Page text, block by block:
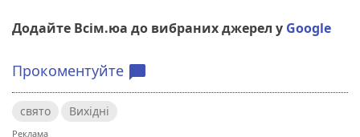
Додайте Всім.юа до вибраних джерел у Google
Прокоментуйте chat_bubble
свято Вихідні